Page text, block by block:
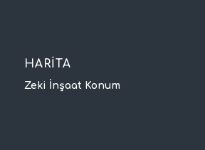
HARİTA
Zeki İnşaat Konum